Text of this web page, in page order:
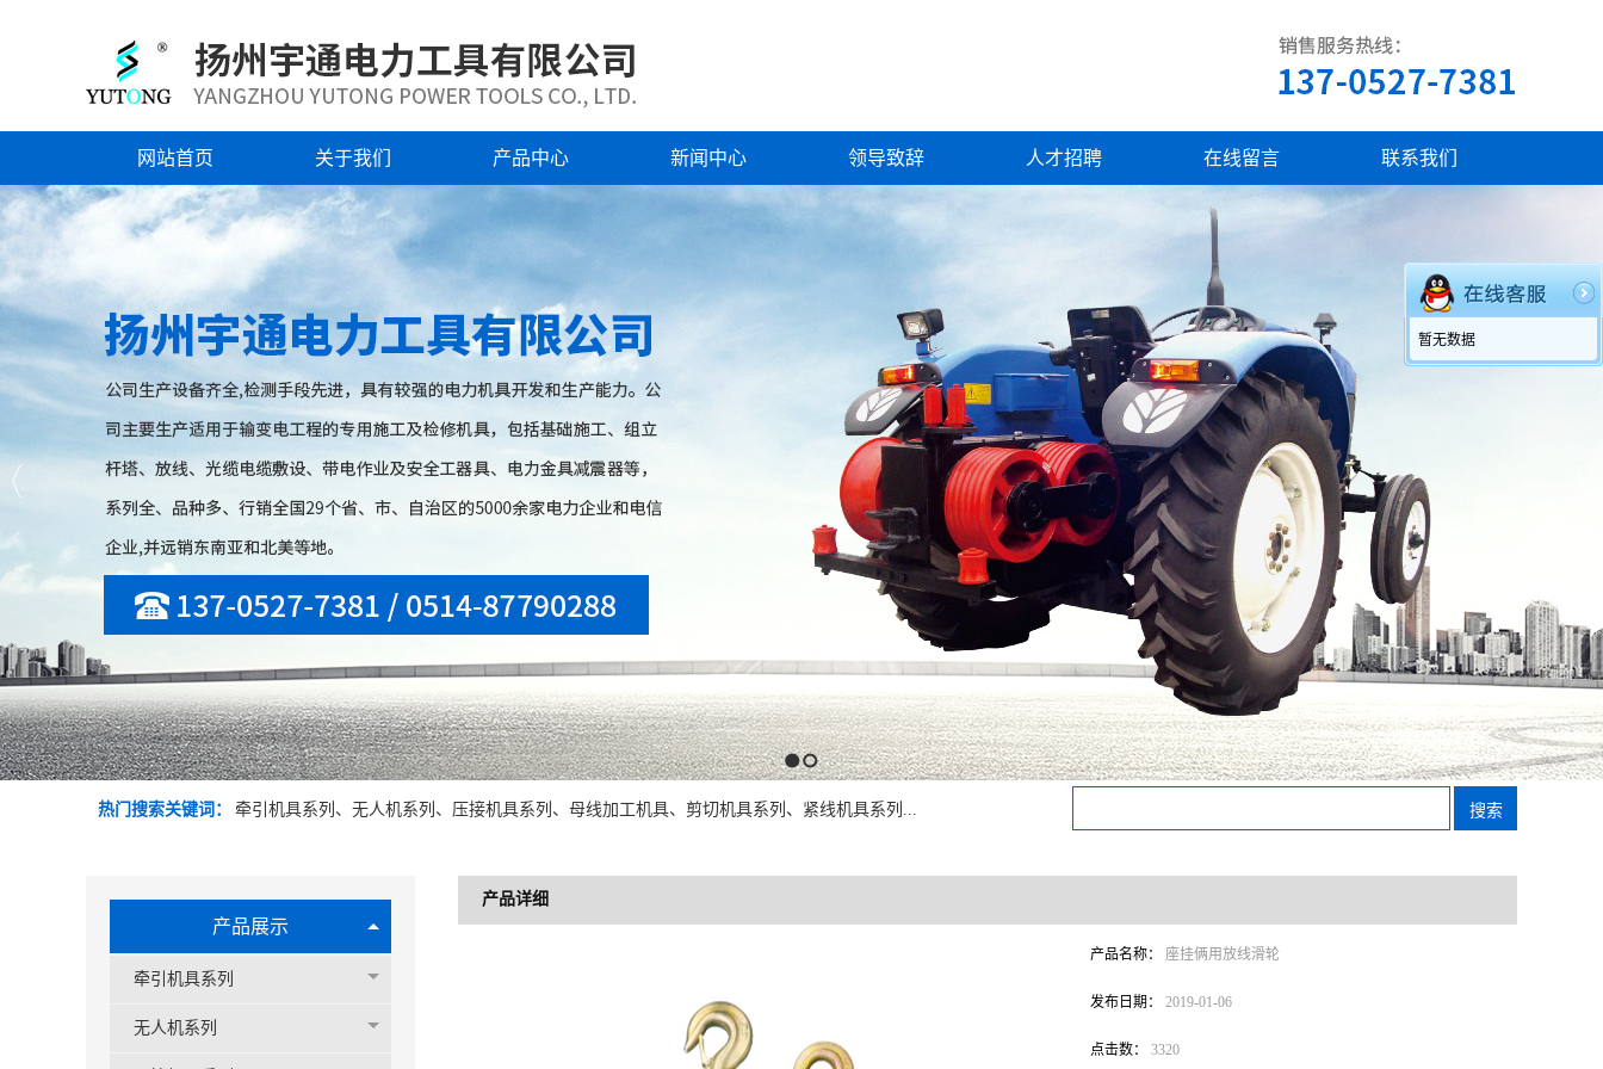
网站首页 关于我们 产品中心 新闻中心 领导致辞 人才招聘 在线留言 联系我们
1 2
热门搜索关键词： 牵引机具系列、无人机系列、压接机具系列、母线加工机具、剪切机具系列、紧线机具系列...
产品展示
牵引机具系列
无人机系列
产品详细
产品名称： 座挂俩用放线滑轮
发布日期： 2019-01-06
点击数： 3320
暂无数据